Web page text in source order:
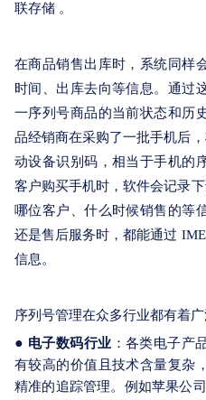
联存储 。
在商品销售出库时，系统同样
时间、出库去向等信息。通过
一序列号商品的当前状态和历
品经销商在采购了一批手机后
动设备识别码，相当于手机的
客户购买手机时，软件会记录
哪位客户、什么时候销售的等
还是售后服务时，都能通过
信息。
序列号管理在众多行业都有着
● 电子数码行业 ：各类电子产
有较高的价值且技术含量复杂
精准的追踪管理。例如苹果公